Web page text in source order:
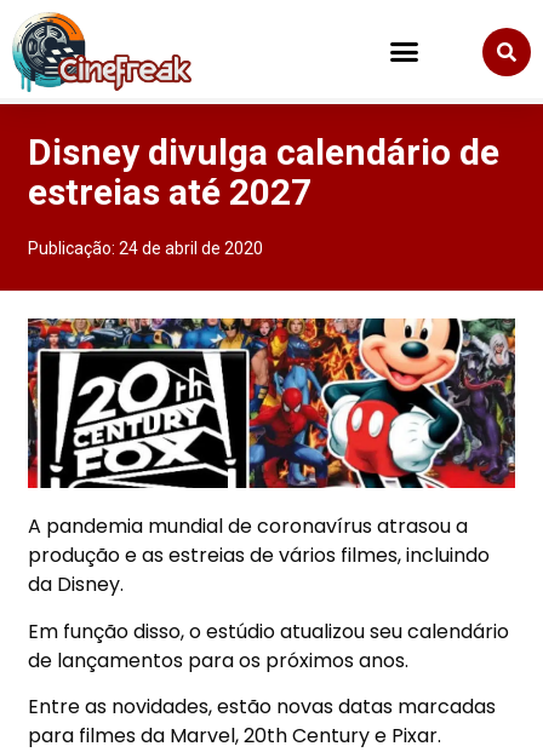
Disney divulga calendário de
estreias até 2027
Publicação:24 de abril de 2020
A pandemia mundial de coronavírus atrasou a
produção e as estreias de vários filmes, incluindo
da Disney.
Em função disso, o estúdio atualizou seu calendário
de lançamentos para os próximos anos.
Entre as novidades, estão novas datas marcadas
para filmes da Marvel, 20th Century e Pixar.